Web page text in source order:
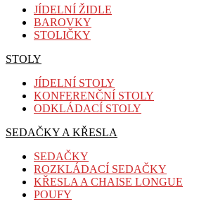
JÍDELNÍ ŽIDLE
BAROVKY
STOLIČKY
STOLY
JÍDELNÍ STOLY
KONFERENČNÍ STOLY
ODKLÁDACÍ STOLY
SEDAČKY A KŘESLA
SEDAČKY
ROZKLÁDACÍ SEDAČKY
KŘESLA A CHAISE LONGUE
POUFY